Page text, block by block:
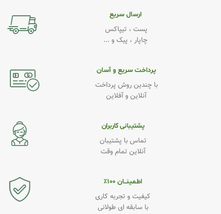
ارسال سریع
پست ، تیپاکس
چاپار ، پیک و ...
پرداخت سریع و آسان
با چندین روش پرداخت
آنلاین و آفلاین
پشتیبانی کاربران
تماس با پشتیبان
آنلاین تمام وقت
اطـمینــان ۱۰۰٪
کیفیت و تجربه کاری
با سابقه ای طولانی